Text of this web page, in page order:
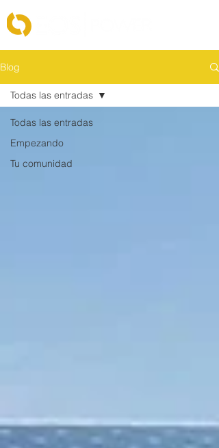
Blog
Todas las entradas
Empezando
Tu comunidad
Todas las entradas